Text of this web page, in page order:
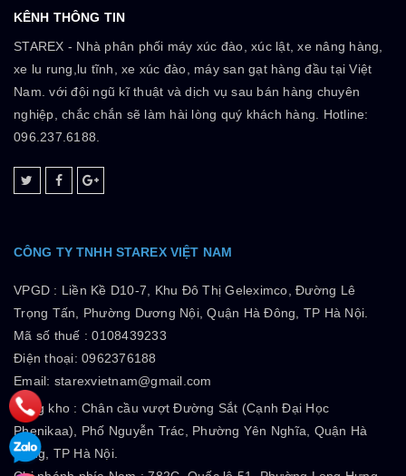
KÊNH THÔNG TIN
STAREX - Nhà phân phối máy xúc đào, xúc lật, xe nâng hàng,
xe lu rung,lu tĩnh, xe xúc đào, máy san gạt hàng đầu tại Việt
Nam. với đội ngũ kĩ thuật và dịch vụ sau bán hàng chuyên
nghiệp, chắc chắn sẽ làm hài lòng quý khách hàng. Hotline:
096.237.6188.
CÔNG TY TNHH STAREX VIỆT NAM
VPGD : Liền Kề D10-7, Khu Đô Thị Geleximco, Đường Lê
Trọng Tấn, Phường Dương Nội, Quận Hà Đông, TP Hà Nội.
Mã số thuế :0108439233
Điện thoại: 0962376188
Email: starexvietnam@gmail.com
Tổng kho : Chân cầu vượt Đường Sắt (Cạnh Đại Học
Phenikaa), Phố Nguyễn Trác, Phường Yên Nghĩa, Quận Hà
Đông, TP Hà Nội.